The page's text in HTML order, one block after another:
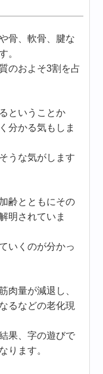
骨、軟骨、腱な
。
のおよそ3割を占
ということか
分かる気もしま
うな気がします
齢とともにその
明されていま
いくのが分かっ
肉量が減退し、
るなどの老化現
果、字の遊びで
ります。